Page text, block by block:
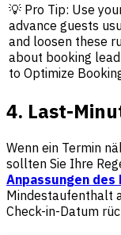
💡 Pro Tip: Use
advance guests
and loosen these
about booking
to Optimize
4. Last-
Wenn ein Termin
sollten Sie Ihre
Anpassungen
Mindestaufenthalt
Check-in-Datum